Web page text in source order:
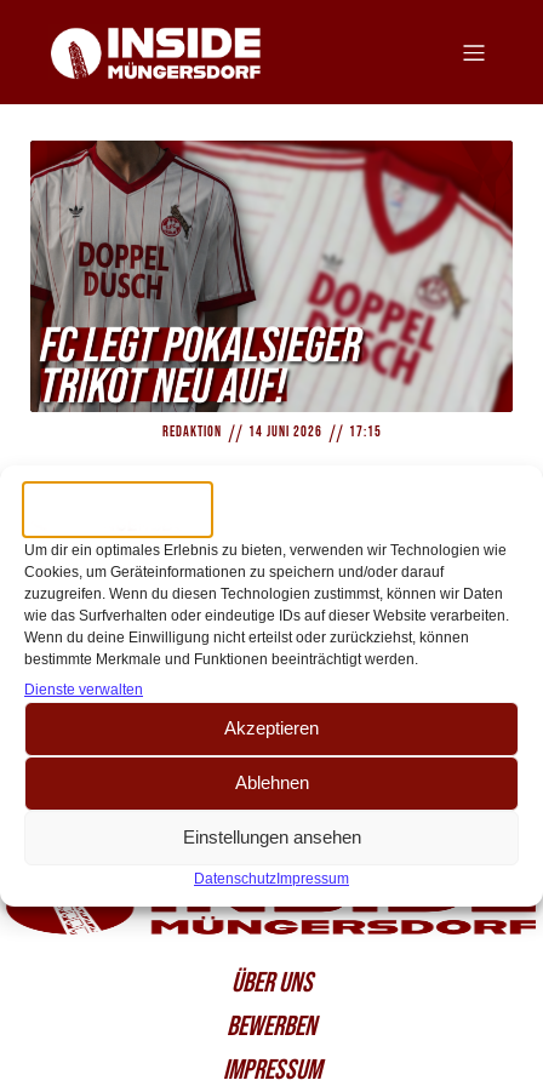
Um dir ein optimales Erlebnis zu bieten, verwenden wir Technologien wie
Cookies, um Geräteinformationen zu speichern und/oder darauf
zuzugreifen. Wenn du diesen Technologien zustimmst, können wir Daten
wie das Surfverhalten oder eindeutige IDs auf dieser Website verarbeiten.
Wenn du deine Einwilligung nicht erteilst oder zurückziehst, können
bestimmte Merkmale und Funktionen beeinträchtigt werden.
Dienste verwalten
Akzeptieren
Ablehnen
Einstellungen ansehen
DatenschutzImpressum
Redaktion // 14 Juni 2026 // 17:15
EXKLUSIV: FC legt Pokalsieger Trikot
neu auf – Alle Hintergründe
Der Retro-Hype boomt. Überall sieht man sie: die alten Logos der
prestigeträchtigsten Vereine, historische Trikots mit ihren ganz eigenen
Geschichten. So dürfte es kaum jemanden[…]
ÜBER UNS
BEWERBEN
IMPRESSUM